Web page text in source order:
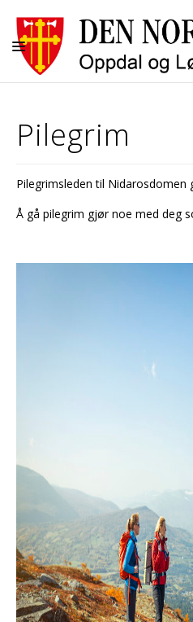
KIRKELIGE HANDLINGER
BARN OG UNGDOM
KIRKENE
Pilegrim
Pilegrimsleden til Nidarosdomen
Å gå pilegrim gjør noe med deg